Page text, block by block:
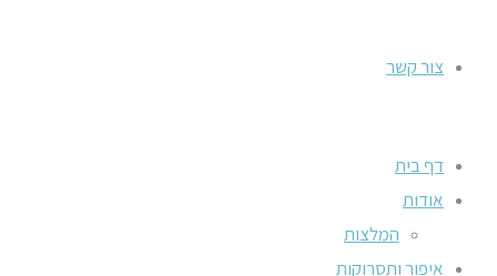
צור קשר
דף בית
אודות
המלצות
איפור ותסרוקות